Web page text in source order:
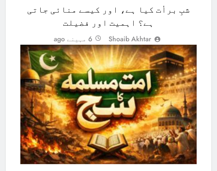
شبِ برأت کیا ہے، اور کیسے منائی جاتی
ہے؟ اہمیت اور فضیلت
Shoaib Akhtar 6 مہینے ago
ISLAM
ISLAMIC STUDIES